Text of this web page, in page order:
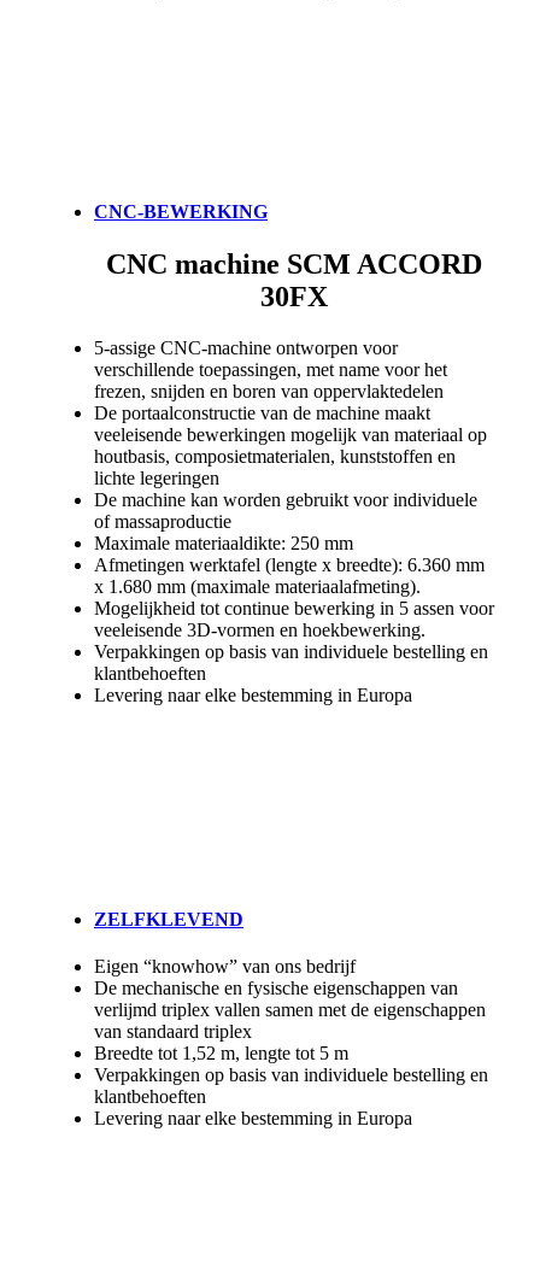
CNC-BEWERKING
CNC machine SCM ACCORD
30FX
5-assige CNC-machine ontworpen voor
verschillende toepassingen, met name voor het
frezen, snijden en boren van oppervlaktedelen
De portaalconstructie van de machine maakt
veeleisende bewerkingen mogelijk van materiaal op
houtbasis, composietmaterialen, kunststoffen en
lichte legeringen
De machine kan worden gebruikt voor individuele
of massaproductie
Maximale materiaaldikte: 250 mm
Afmetingen werktafel (lengte x breedte): 6.360 mm
x 1.680 mm (maximale materiaalafmeting).
Mogelijkheid tot continue bewerking in 5 assen voor
veeleisende 3D-vormen en hoekbewerking.
Verpakkingen op basis van individuele bestelling en
klantbehoeften
Levering naar elke bestemming in Europa
ZELFKLEVEND
Eigen “knowhow” van ons bedrijf
De mechanische en fysische eigenschappen van
verlijmd triplex vallen samen met de eigenschappen
van standaard triplex
Breedte tot 1,52 m, lengte tot 5 m
Verpakkingen op basis van individuele bestelling en
klantbehoeften
Levering naar elke bestemming in Europa